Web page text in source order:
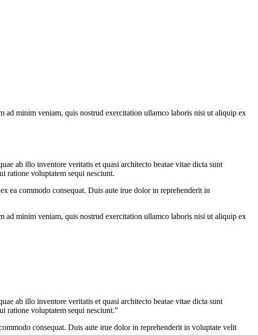
ad minim veniam, quis nostrud exercitation ullamco laboris nisi ut aliquip ex
ab illo inventore veritatis et quasi architecto beatae vitae dicta sunt
ratione voluptatem sequi nesciunt.
ea commodo consequat. Duis aute irue dolor in reprehenderit in
ad minim veniam, quis nostrud exercitation ullamco laboris nisi ut aliquip ex
ab illo inventore veritatis et quasi architecto beatae vitae dicta sunt
ratione voluptatem sequi nesciunt.”
consequat. Duis aute irue dolor in reprehenderit in voluptate velit